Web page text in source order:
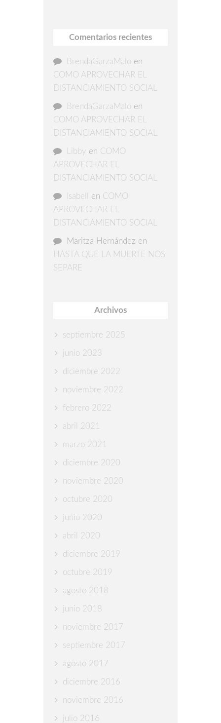
Comentarios recientes
BrendaGarzaMalo en
COMO APROVECHAR EL
DISTANCIAMIENTO SOCIAL
BrendaGarzaMalo en
COMO APROVECHAR EL
DISTANCIAMIENTO SOCIAL
Libby en COMO
APROVECHAR EL
DISTANCIAMIENTO SOCIAL
Isabell en COMO
APROVECHAR EL
DISTANCIAMIENTO SOCIAL
Maritza Hernández en
HASTA QUE LA MUERTE NOS
SEPARE
Archivos
septiembre 2025
junio 2023
diciembre 2022
noviembre 2022
febrero 2022
abril 2021
marzo 2021
diciembre 2020
noviembre 2020
octubre 2020
junio 2020
abril 2020
diciembre 2019
octubre 2019
agosto 2018
junio 2018
noviembre 2017
septiembre 2017
agosto 2017
diciembre 2016
noviembre 2016
julio 2016